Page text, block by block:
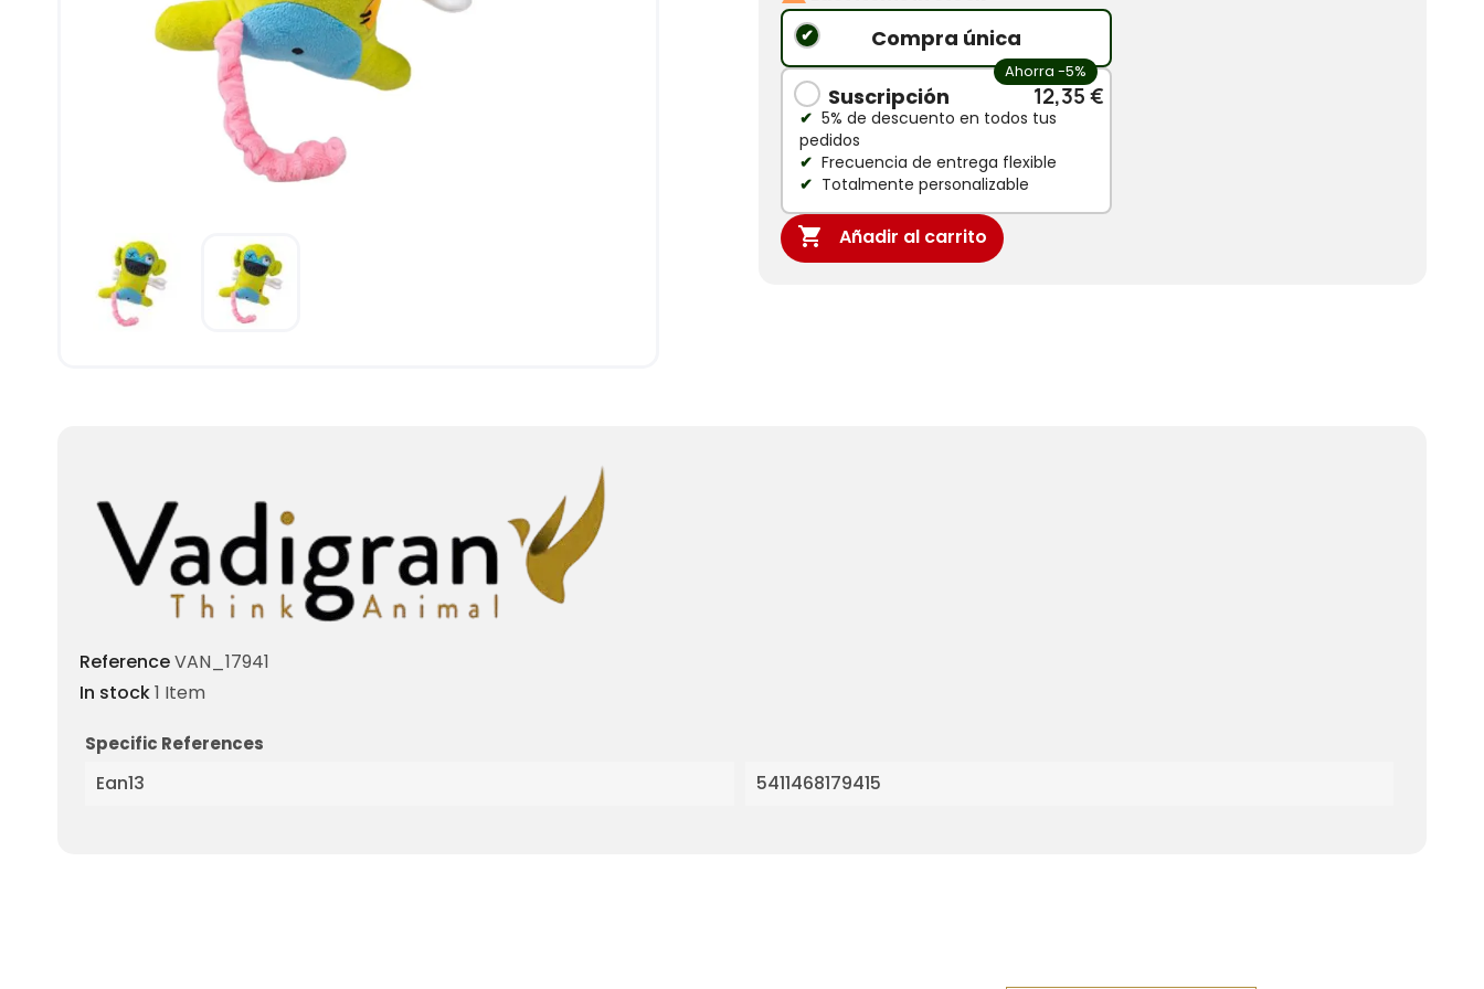
Compra única
Ahorra -5%
Suscripción 12,35 €
5% de descuento en todos tus
pedidos
Frecuencia de entrega flexible
Totalmente personalizable
 Añadir al carrito
ReferenceVAN_17941
In stock1 Item
Specific References
Ean13 5411468179415